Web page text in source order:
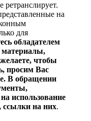
ретранслирует.
на
для
обладателем
материалы,
чтобы
просим Вас
В обращении
использование
ссылки на них.